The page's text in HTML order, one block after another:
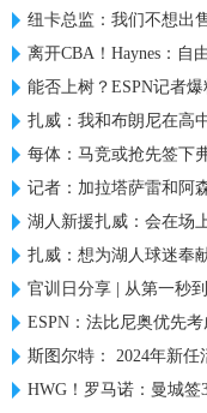
纽卡总监：我们不想出售
离开CBA！Haynes：自
能否上树？ESPN记者
扎威：我和布朗尼在高
每体：马竞或抢先签下
记者：加拉塔萨雷和阿森
湖人新援扎威：会在场
扎威：想为湖人球迷奉
官训日分享 | 从第一秒
ESPN：法比尼奥优先
斯图尔特： 2024年新
HWG！罗马诺：曼城签